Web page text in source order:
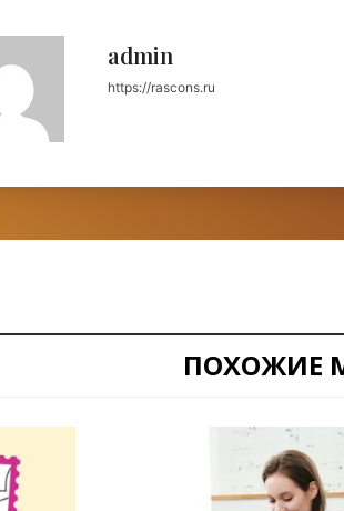
admin
https://rascons.ru
ПОХОЖИЕ